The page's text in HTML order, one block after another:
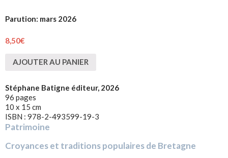
Parution: mars 2026
8,50€
AJOUTER AU PANIER
Stéphane Batigne éditeur, 2026
96 pages
10 x 15 cm
ISBN : 978-2-493599-19-3
Patrimoine
Croyances et traditions populaires de Bretagne